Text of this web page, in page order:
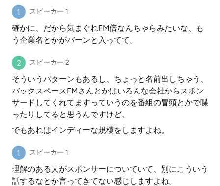
スピーカー 1
確かに、だから気まぐれFM倍なんちゃらみたいな、も
う企業名とかがバーンと入ってて。
スピーカー 2
そういうパターンもあるし、ちょっと名前出しちゃう、
バックスペースFMさんとかはいろんな会社からスポン
サードしてくれてますっていうのを番組の冒頭とかで喋
ったりしてると思うんですけど、
でもあれはインディーな規模をしますよね。
スピーカー 1
理解のある人がスポンサーについていて、別にこういう
話するなとか言ってきてない感じしますよね。